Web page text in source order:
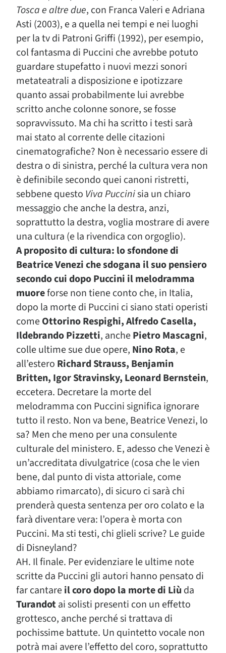
Tosca e altre due, con Franca Valeri e Adriana
Asti (2003), e a quella nei tempi e nei luoghi
per la tv di Patroni Griffi (1992), per esempio,
col fantasma di Puccini che avrebbe potuto
guardare stupefatto i nuovi mezzi sonori
metateatrali a disposizione e ipotizzare
quanto assai probabilmente lui avrebbe
scritto anche colonne sonore, se fosse
sopravvissuto. Ma chi ha scritto i testi sarà
mai stato al corrente delle citazioni
cinematografiche? Non è necessario essere di
destra o di sinistra, perché la cultura vera non
è definibile secondo quei canoni ristretti,
sebbene questo Viva Puccinisia un chiaro
messaggio che anche la destra, anzi,
soprattutto la destra, voglia mostrare di avere
una cultura (e la rivendica con orgoglio).
A proposito di cultura: lo sfondone di
Beatrice Venezi che sdogana il suo pensiero
secondo cui dopo Puccini il melodramma
muoreforse non tiene conto che, in Italia,
dopo la morte di Puccini ci siano stati operisti
comeOttorino Respighi, Alfredo Casella,
Ildebrando Pizzetti, anchePietro Mascagni,
colle ultime sue due opere, Nino Rota, e
all’estero Richard Strauss, Benjamin
Britten, Igor Stravinsky, Leonard Bernstein,
eccetera. Decretare la morte del
melodramma con Puccini significa ignorare
tutto il resto. Non va bene, Beatrice Venezi, lo
sa? Men che meno per una consulente
culturale del ministero. E, adesso che Venezi è
un’accreditata divulgatrice (cosa che le vien
bene, dal punto di vista attoriale, come
abbiamo rimarcato), di sicuro ci sarà chi
prenderà questa sentenza per oro colato e la
farà diventare vera: l’opera è morta con
Puccini. Ma sti testi, chi glieli scrive? Le guide
di Disneyland?
AH. Il finale. Per evidenziare le ultime note
scritte da Puccini gli autori hanno pensato di
far cantareil coro dopo la morte di Liù da
Turandotai solisti presenti con un effetto
grottesco, anche perché si trattava di
pochissime battute. Un quintetto vocale non
potrà mai avere l’effetto del coro, soprattutto